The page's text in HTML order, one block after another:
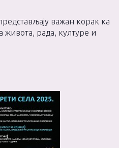
важан корак ка
живота, рада, културе и